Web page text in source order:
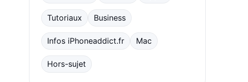
Tutoriaux Business
Infos iPhoneaddict.fr Mac
Hors-sujet